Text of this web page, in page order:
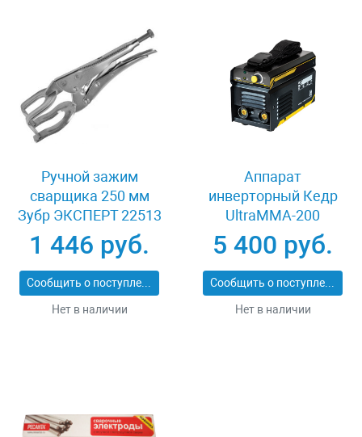
Ручной зажим
сварщика 250 мм
Зубр ЭКСПЕРТ 22513
1 446 руб.
Сообщить о поступлении
Нет в наличии
Аппарат
инверторный Кедр
UltraMMA-200
Compact 8012559
5 400 руб.
Сообщить о поступлении
Нет в наличии